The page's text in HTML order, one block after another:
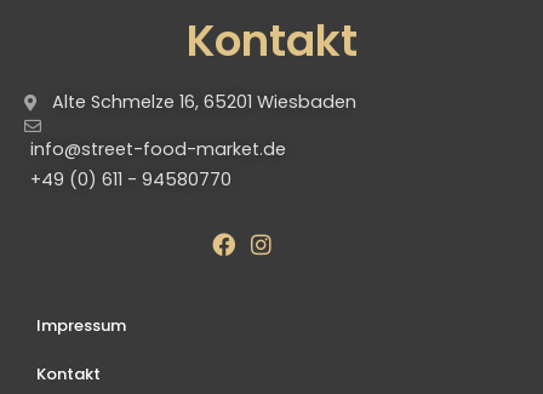
Kontakt
Alte Schmelze 16, 65201 Wiesbaden
info@street-food-market.de
+49 (0) 611 - 94580770
Impressum
Kontakt